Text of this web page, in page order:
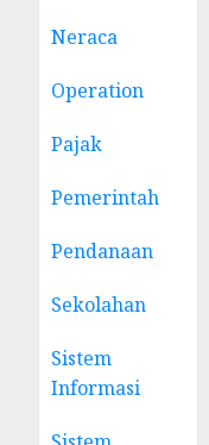
Neraca
Operation
Pajak
Pemerintah
Pendanaan
Sekolahan
Sistem
Informasi